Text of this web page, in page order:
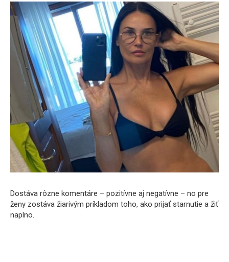
Dostáva rôzne komentáre – pozitívne aj negatívne – no pre
ženy zostáva žiarivým príkladom toho, ako prijať starnutie a žiť
naplno.